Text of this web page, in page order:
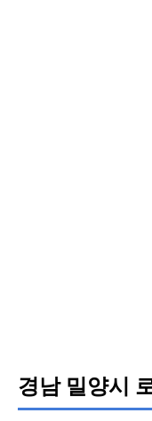
경남 밀양시